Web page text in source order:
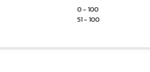
0 - 100
51 - 100